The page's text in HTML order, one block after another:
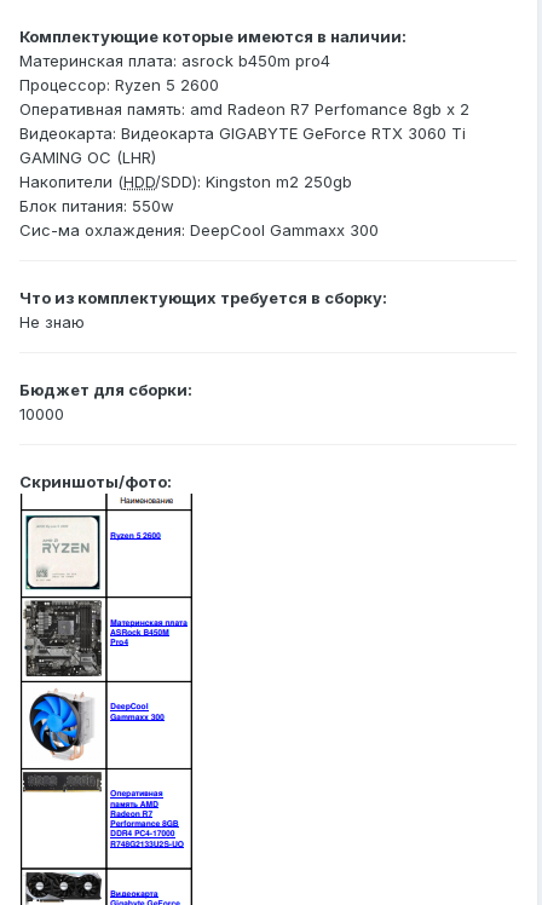
Комплектующие которые имеются в наличии:
Материнская плата: asrock b450m pro4
Процессор: Ryzen 5 2600
Оперативная память: amd Radeon R7 Perfomance 8gb x 2
Видеокарта: Видеокарта GIGABYTE GeForce RTX 3060 Ti
GAMING OC (LHR)
Накопители (HDD/SDD): Kingston m2 250gb
Блок питания: 550w
Сис-ма охлаждения: DeepCool Gammaxx 300
Что из комплектующих требуется в сборку:
Не знаю
Бюджет для сборки:
10000
Скриншоты/фото: